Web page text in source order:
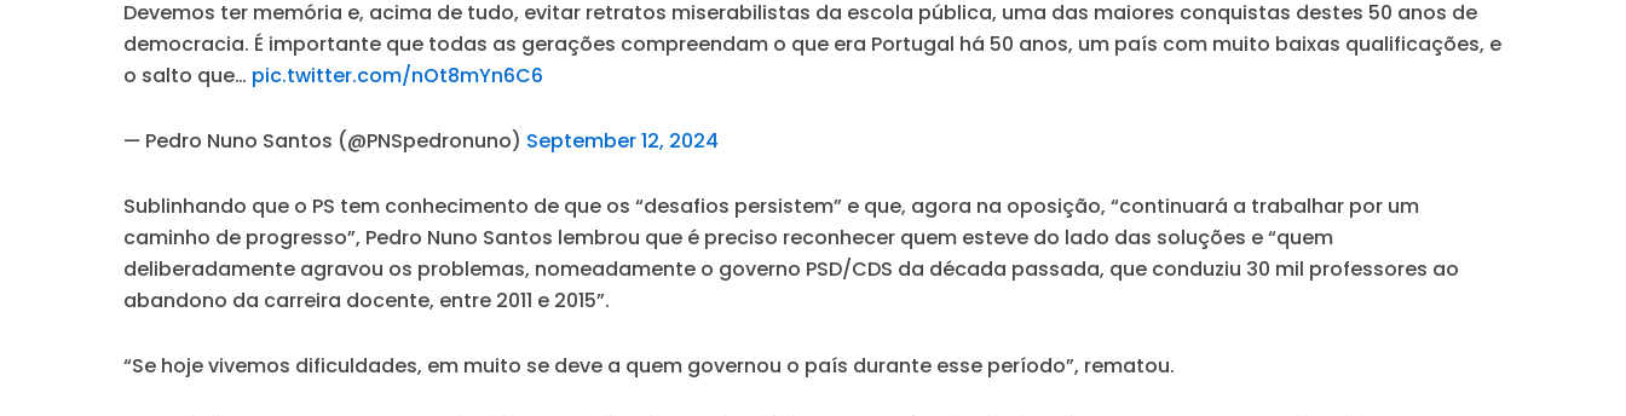
Devemos ter memória e, acima de tudo, evitar retratos miserabilistas da escola pública, uma das maiores conquistas destes 50 anos de
democracia. É importante que todas as gerações compreendam o que era Portugal há 50 anos, um país com muito baixas qualificações, e
o salto que… pic.twitter.com/nOt8mYn6C6
— Pedro Nuno Santos (@PNSpedronuno) September 12, 2024
Sublinhando que o PS tem conhecimento de que os “desafios persistem” e que, agora na oposição, “continuará a trabalhar por um
caminho de progresso”, Pedro Nuno Santos lembrou que é preciso reconhecer quem esteve do lado das soluções e “quem
deliberadamente agravou os problemas, nomeadamente o governo PSD/CDS da década passada, que conduziu 30 mil professores ao
abandono da carreira docente, entre 2011 e 2015”.
“Se hoje vivemos dificuldades, em muito se deve a quem governou o país durante esse período”, rematou.